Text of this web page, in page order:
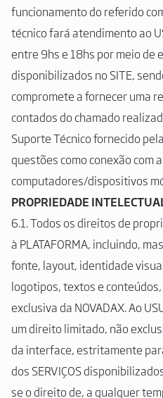
funcionamento do referido
técnico fará atendimento ao
entre 9hs e 18hs por meio de
disponibilizados no SITE,
compromete a fornecer uma
contados do chamado
Suporte Técnico fornecido
questões como conexão com
computadores/dispositivos
PROPRIEDADE
6.1. Todos os direitos de
à PLATAFORMA, incluindo,
fonte, layout, identidade
logotipos, textos e
exclusiva da NOVADAX. Ao
um direito limitado, não
da interface, estritamente
dos SERVIÇOS
se o direito de, a qualquer